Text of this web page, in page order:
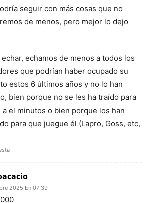
seguir con más cosas que no
de menos, pero mejor lo dejo
echar, echamos de menos a todos los
que podrían haber ocupado su
estos 6 últimos años y no lo han
bien porque no se les ha traído para
a el minutos o bien porque los han
para que juegue él (Lapro, Goss, etc,
2025 En 07:39